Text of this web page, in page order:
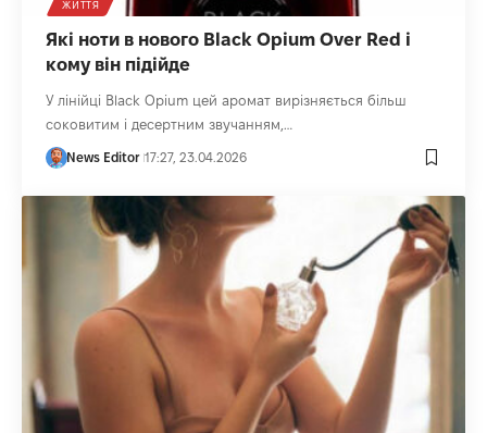
ЖИТТЯ
Які ноти в нового Black Opium Over Red і
кому він підійде
У лінійці Black Opium цей аромат вирізняється більш
соковитим і десертним звучанням,…
News Editor 17:27, 23.04.2026